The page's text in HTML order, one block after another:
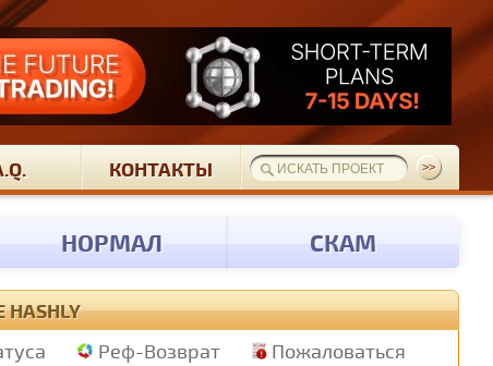
КОНТАКТЫ
НОРМАЛ СКАМ
Реф-Возврат Пожаловаться